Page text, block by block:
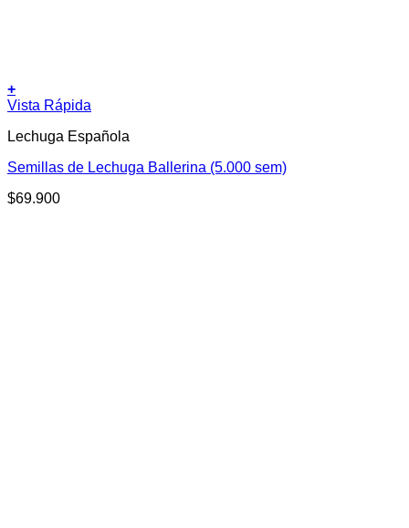
+
Vista Rápida
Lechuga Española
Semillas de Lechuga Ballerina (5.000 sem)
$69.900